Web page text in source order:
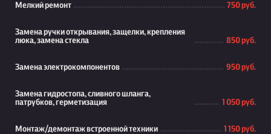
Мелкий ремонт 750 руб.
Замена ручки открывания, защелки, крепления
люка, замена стекла
850 руб.
Замена электрокомпонентов 950 руб.
Замена гидростопа, сливного шланга,
патрубков, герметизация
1 050 руб.
Монтаж/демонтаж встроенной техники 1 150 руб.